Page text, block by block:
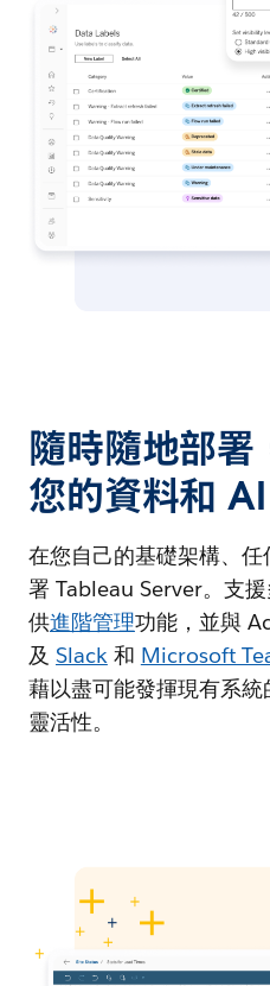
隨時隨地部
您的資料和 AI
在您自己的基礎架構、
署 Tableau Server。支
供進階管理功能，並與
及 Slack和 Microsoft
藉以盡可能發揮現有系
靈活性。